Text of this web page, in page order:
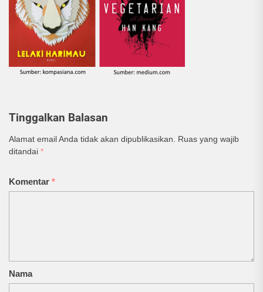
Tinggalkan Balasan
Alamat email Anda tidak akan dipublikasikan.
Ruas yang wajib
ditandai *
Komentar *
Nama